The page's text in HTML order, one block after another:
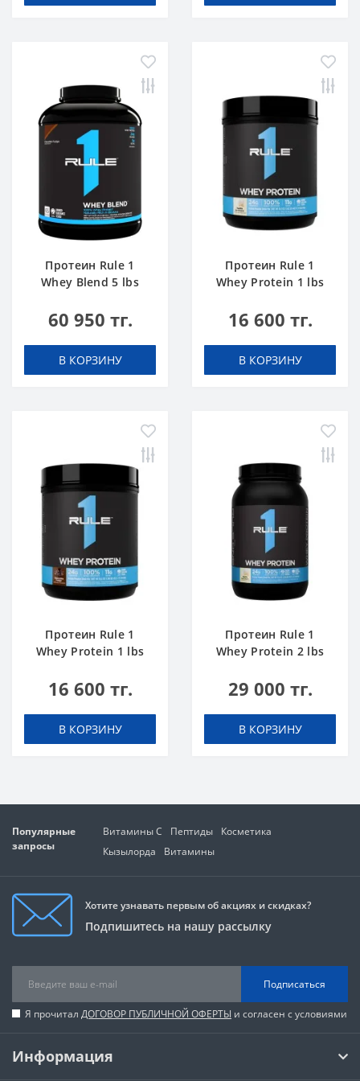
Протеин Rule 1
Whey Blend 5 lbs
60 950 тг.
В КОРЗИНУ
Протеин Rule 1
Whey Protein 1 lbs
Мороженое
16 600 тг.
В КОРЗИНУ
Протеин Rule 1
Whey Protein 1 lbs
16 600 тг.
В КОРЗИНУ
Протеин Rule 1
Whey Protein 2 lbs
Мороженое
29 000 тг.
В КОРЗИНУ
Популярные
запросы
Витамины C Пептиды
Косметика
Кызылорда
Витамины
Хотите узнавать первым об акциях и скидках?
Подпишитесь на нашу рассылку
Подписаться
Я прочитал ДОГОВОР ПУБЛИЧНОЙ ОФЕРТЫ и согласен с условиями
Информация